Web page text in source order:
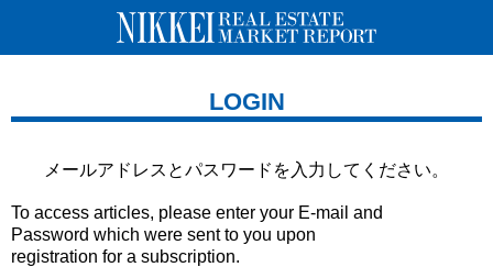
LOGIN
メールアドレスとパスワードを 入力してください。
To access articles, please enter your E-mail and
Password which were sent to you upon
registration for a subscription.